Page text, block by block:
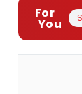
For
You